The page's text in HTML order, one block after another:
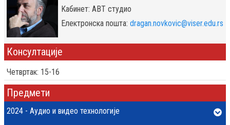
Kабинет: АВТ студио
Eлектронска пошта: dragan.novkovic@viser.edu.rs
Консултације
Четвртак: 15-16
Предмети
2024 - Аудио и видео технологије